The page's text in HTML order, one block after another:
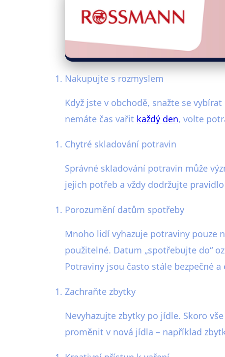
Nakupujte s rozmyslem
Když jste v obchodě, snažte se vybírat
nemáte čas vařit každý den, volte
Chytré skladování potravin
Správné skladování potravin může
jejich potřeb a vždy dodržujte
Porozumění datům spotřeby
Mnoho lidí vyhazuje potraviny pouze
použitelné. Datum „spotřebujte do“
Potraviny jsou často stále bezpečné
Zachraňte zbytky
Nevyhazujte zbytky po jídle. Skoro
proměnit v nová jídla – například